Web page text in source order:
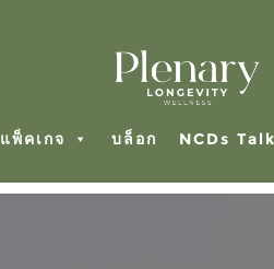
แพ็คเกจ บล็อก NCDs Talk